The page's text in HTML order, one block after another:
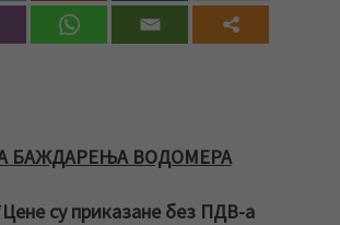
БАЖДАРЕЊА ВОДОМЕРА
су приказане без ПДВ-а